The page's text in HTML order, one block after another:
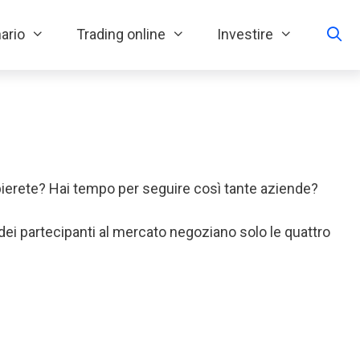
Trading online Investire
Hai tempo per seguire così tante aziende?
partecipanti al mercato negoziano solo le quattro